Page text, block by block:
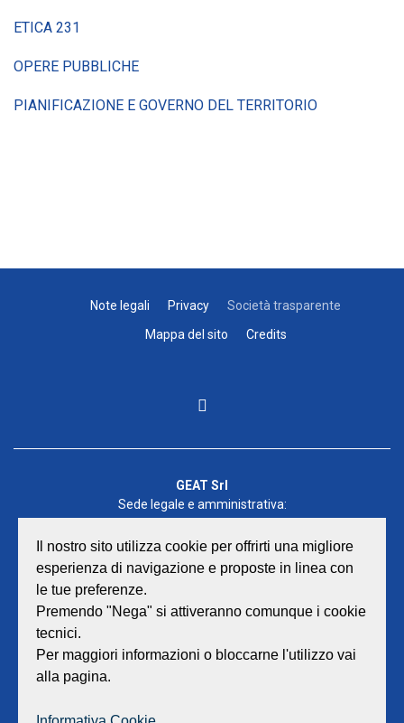
ETICA 231
OPERE PUBBLICHE
PIANIFICAZIONE E GOVERNO DEL TERRITORIO
Note legali Privacy
Società trasparente
Mappa del sito
Credits
GEAT Srl
Sede legale e amministrativa:
P.iva/Reg. Imp. Rimini n. 02418910408
Capitale sociale euro 12.233.943,00 I.V.
Centralino
© GEAT Srl| All Rights Reserved.
Il nostro sito utilizza cookie per offrirti una migliore
esperienza di navigazione e proposte in linea con
le tue preferenze.
Premendo "Nega" si attiveranno comunque i cookie
tecnici.
Per maggiori informazioni o bloccarne l'utilizzo vai
alla pagina.